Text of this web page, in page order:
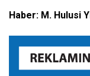
Haber: M. Hulusi